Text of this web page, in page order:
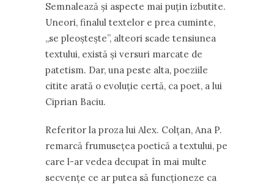
Semnalează și aspecte mai puțin izbutite.
Uneori, finalul textelor e prea cuminte,
,,se pleoștește”, alteori scade tensiunea
textului, există și versuri marcate de
patetism. Dar, una peste alta, poeziile
citite arată o evoluție certă, ca poet, a lui
Ciprian Baciu.
Referitor la proza lui Alex. Colțan, Ana P.
remarcă frumusețea poetică a textului, pe
care l-ar vedea decupat în mai multe
secvențe ce ar putea să funcționeze ca